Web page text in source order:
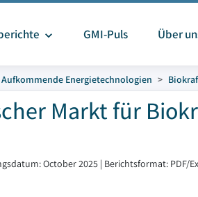
GMI-Puls Über
Aufkommende Energietechnologien
Markt für
October 2025 | Berichtsformat: PDF/